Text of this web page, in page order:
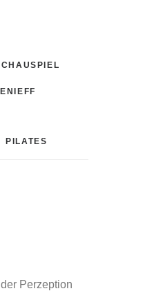
PILATES
Perzeption